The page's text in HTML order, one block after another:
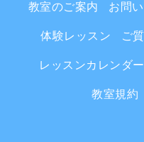
教室のご案内 お問
体験レッスン ご
レッスンカレンダー
教室規約